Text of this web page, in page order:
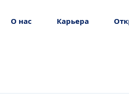
О нас Карьера